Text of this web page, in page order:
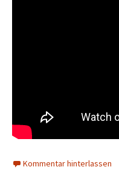
Kommentar hinterlassen